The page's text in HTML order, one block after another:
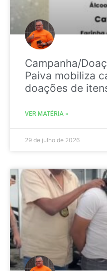
Campanha/
Paiva mobiliza
doações de
VER MATÉRIA »
29 de julho de 2026